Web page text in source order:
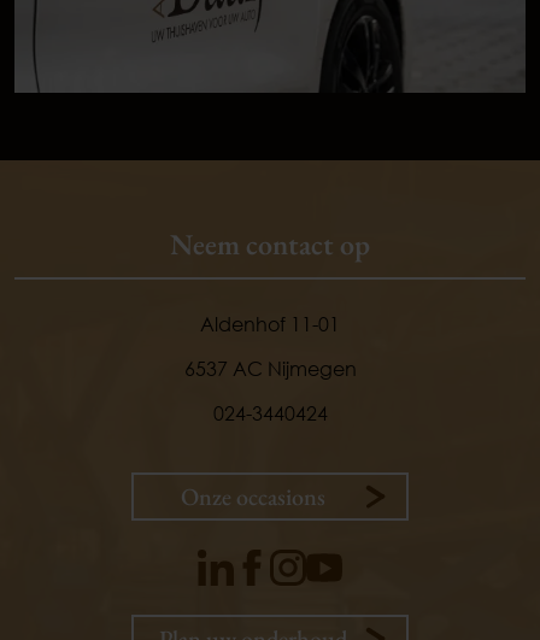
Neem contact op
Aldenhof 11-01
6537 AC Nijmegen
024-3440424
Onze occasions
9,1